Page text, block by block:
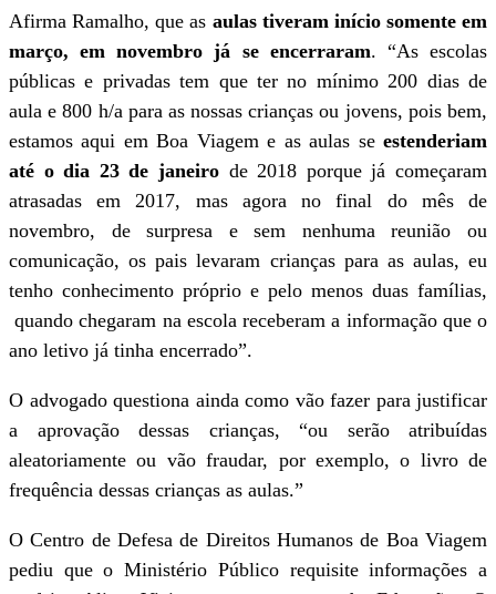
Afirma Ramalho, que as aulas tiveram início somente em
março, em novembro já se encerraram. “As escolas
públicas e privadas tem que ter no mínimo 200 dias de
aula e 800 h/a para as nossas crianças ou jovens, pois bem,
estamos aqui em Boa Viagem e as aulas se estenderiam
até o dia 23 de janeiro de 2018 porque já começaram
atrasadas em 2017, mas agora no final do mês de
novembro, de surpresa e sem nenhuma reunião ou
comunicação, os pais levaram crianças para as aulas, eu
tenho conhecimento próprio e pelo menos duas famílias,
quando chegaram na escola receberam a informação que o
ano letivo já tinha encerrado”.
O advogado questiona ainda como vão fazer para justificar
a aprovação dessas crianças, “ou serão atribuídas
aleatoriamente ou vão fraudar, por exemplo, o livro de
frequência dessas crianças as aulas.”
O Centro de Defesa de Direitos Humanos de Boa Viagem
pediu que o Ministério Público requisite informações a